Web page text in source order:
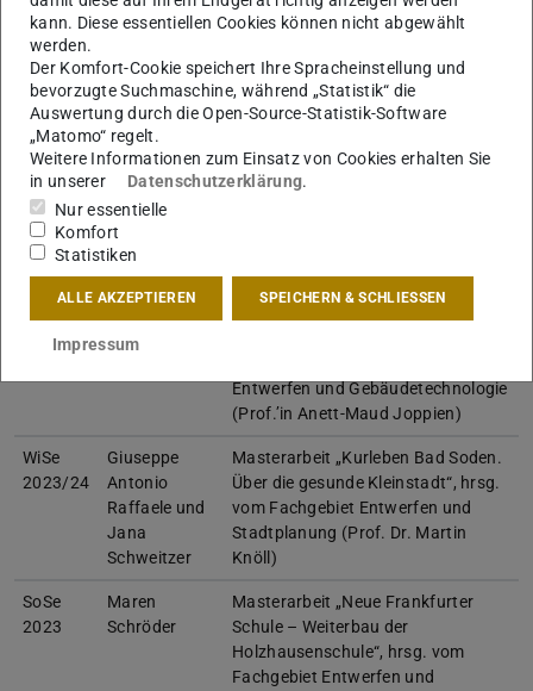
Ein Laboratorium zum Thema
Entwerfen und Raumgestaltung
(Prof. Johanna Meyer-Grohbrügge)
WiSe
2023/24
Fabian Helbig
Bibliothek Graz. Zugang zu Wissen
– Bildung für alle“, hrsg. vom
2023/24
Witkowska
Entwerfen und Gebäudetechnologie
(Prof.’in Anett-Maud Joppien)
WiSe
2023/24
Giuseppe
Antonio
Raffaele und
Jana
Schweitzer
Masterarbeit „Kurleben Bad Soden.
Über die gesunde Kleinstadt“, hrsg.
vom Fachgebiet Entwerfen und
Stadtplanung (Prof. Dr. Martin
Knöll)
SoSe
2023
Maren
Schröder
Masterarbeit „Neue Frankfurter
Schule – Weiterbau der
Holzhausenschule“, hrsg. vom
Fachgebiet Entwerfen und
kann. Diese essentiellen Cookies können nicht abgewählt
werden.
Der Komfort-Cookie speichert Ihre Spracheinstellung und
bevorzugte Suchmaschine, während „Statistik“ die
Auswertung durch die Open-Source-Statistik-Software
„Matomo“ regelt.
Weitere Informationen zum Einsatz von Cookies erhalten Sie
in unserer
Datenschutzerklärung.
Nur essentielle
Komfort
Statistiken
ALLE AKZEPTIEREN SPEICHERN & SCHLIESSEN
Impressum